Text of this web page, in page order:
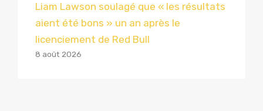
Liam Lawson soulagé que « les résultats
aient été bons » un an après le
licenciement de Red Bull
8 août 2026